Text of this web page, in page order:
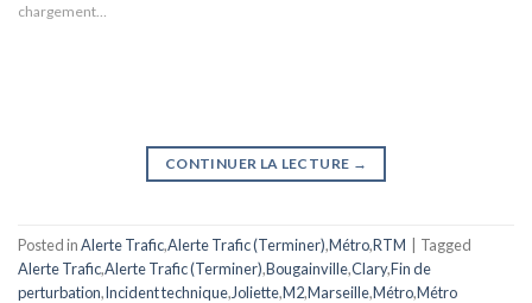
chargement…
CONTINUER LA LECTURE →
Posted inAlerte Trafic,Alerte Trafic (Terminer),Métro,RTM
Tagged
Alerte Trafic,Alerte Trafic (Terminer),Bougainville,Clary,Fin de
perturbation,Incident technique,Joliette,M2,Marseille,Métro,Métro